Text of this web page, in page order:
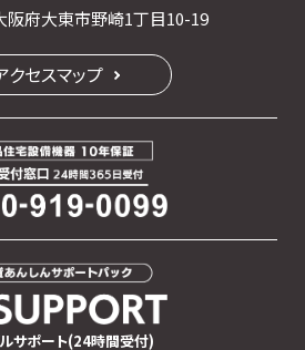
阪府大東市野崎1丁目10-19
クセスマップ
ルサポート(24時間受付)